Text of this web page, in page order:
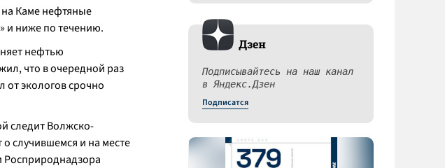
Каме нефтяные
и ниже по течению.
нефтью
что в очередной раз
экологов срочно
следит Волжско-
случившемся и на месте
Росприроднадзора
Дзен
Подписывайтесь на наш канал
в Яндекс.Дзен
Подписатся